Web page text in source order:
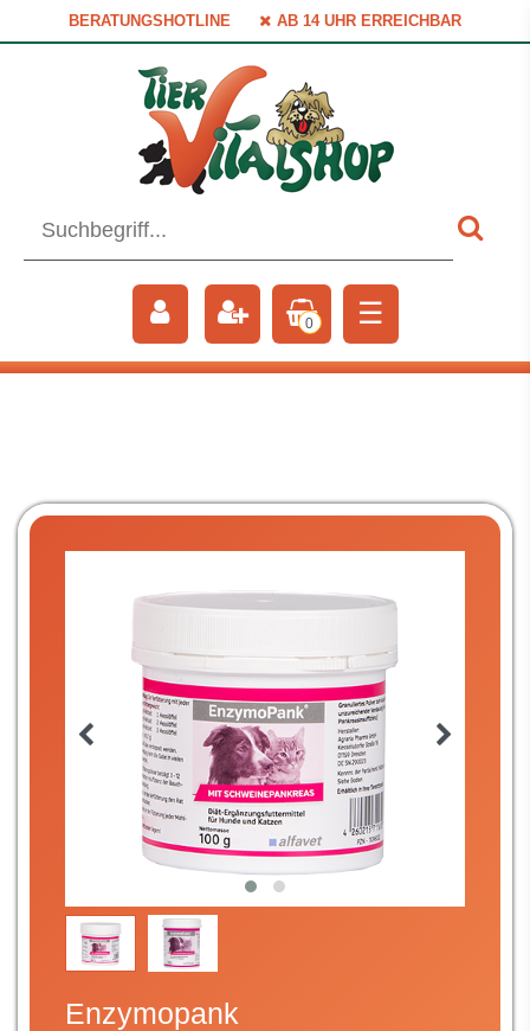
BERATUNGSHOTLINE AB 14 UHR ERREICHBAR
0 ☰
Enzymopank